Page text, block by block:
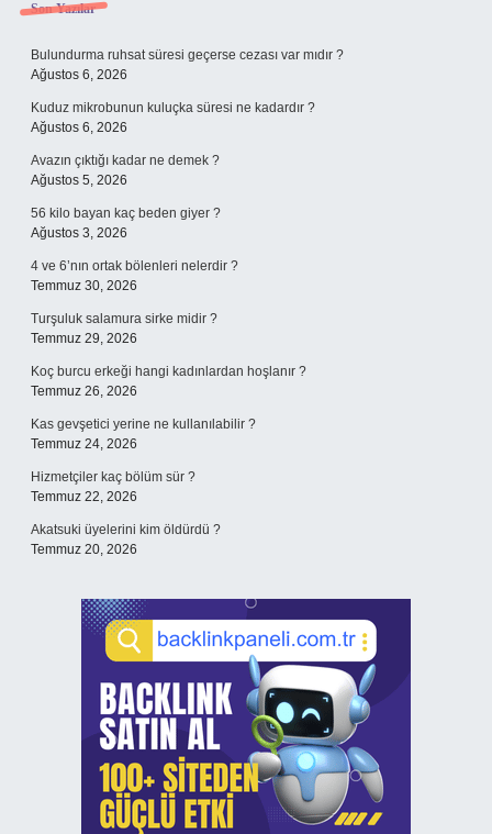
Sidebar
Son Yazılar
Bulundurma ruhsat süresi geçerse cezası var mıdır ?
Ağustos 6, 2026
Kuduz mikrobunun kuluçka süresi ne kadardır ?
Ağustos 6, 2026
Avazın çıktığı kadar ne demek ?
Ağustos 5, 2026
56 kilo bayan kaç beden giyer ?
Ağustos 3, 2026
4 ve 6’nın ortak bölenleri nelerdir ?
Temmuz 30, 2026
Turşuluk salamura sirke midir ?
Temmuz 29, 2026
Koç burcu erkeği hangi kadınlardan hoşlanır ?
Temmuz 26, 2026
Kas gevşetici yerine ne kullanılabilir ?
Temmuz 24, 2026
Hizmetçiler kaç bölüm sür ?
Temmuz 22, 2026
Akatsuki üyelerini kim öldürdü ?
Temmuz 20, 2026